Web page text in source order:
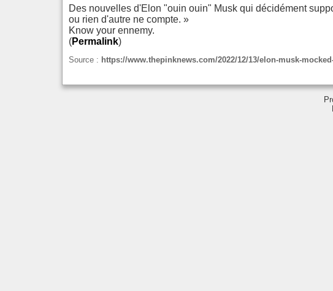
Des nouvelles d'Elon "ouin ouin" Musk qui décidément
ou rien d'autre ne compte. »
Know your ennemy.
(Permalink)
Source : https://www.thepinknews.com/2022/12/13/elon-musk-